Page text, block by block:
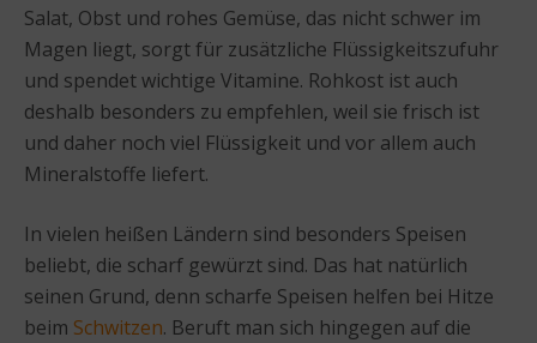
Salat, Obst und rohes Gemüse, das nicht schwer im
Magen liegt, sorgt für zusätzliche Flüssigkeitszufuhr
und spendet wichtige Vitamine. Rohkost ist auch
deshalb besonders zu empfehlen, weil sie frisch ist
und daher noch viel Flüssigkeit und vor allem auch
Mineralstoffe liefert.
In vielen heißen Ländern sind besonders Speisen
beliebt, die scharf gewürzt sind. Das hat natürlich
seinen Grund, denn scharfe Speisen helfen bei Hitze
beim Schwitzen. Beruft man sich hingegen auf die